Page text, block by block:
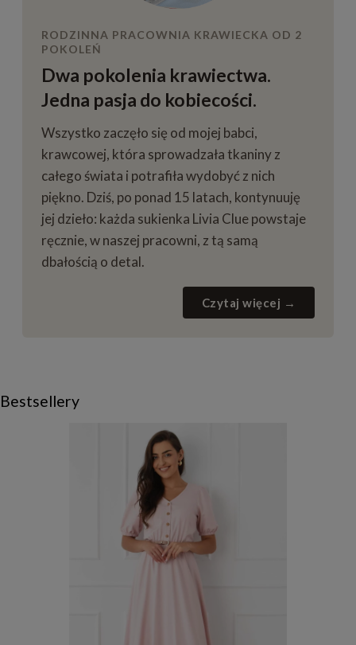
RODZINNA PRACOWNIA KRAWIECKA OD 2
POKOLEŃ
Dwa pokolenia krawiectwa.
Jedna pasja do kobiecości.
Wszystko zaczęło się od mojej babci,
krawcowej, która sprowadzała tkaniny z
całego świata i potrafiła wydobyć z nich
piękno. Dziś, po ponad 15 latach, kontynuuję
jej dzieło: każda sukienka Livia Clue powstaje
ręcznie, w naszej pracowni, z tą samą
dbałością o detal.
Czytaj więcej →
Bestsellery